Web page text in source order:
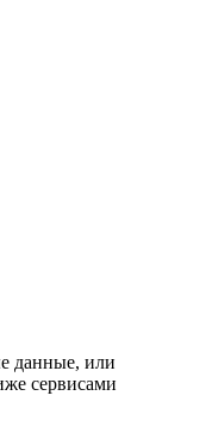
данные, или
сервисами